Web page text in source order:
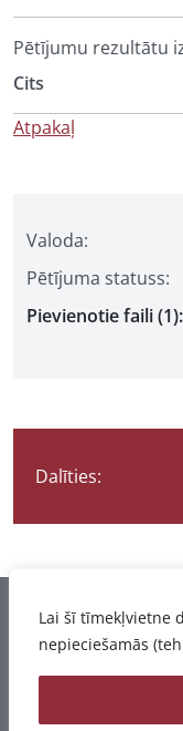
Lai šī tīmekļvietne
nepieciešamās
Valoda:
Pētījuma statuss:
Pievienotie faili (1):
Dalīties:
Pētījumu rezultātu
Cits
Atpakaļ
Informācija pēdējo
© 2026 - Pētījumu un